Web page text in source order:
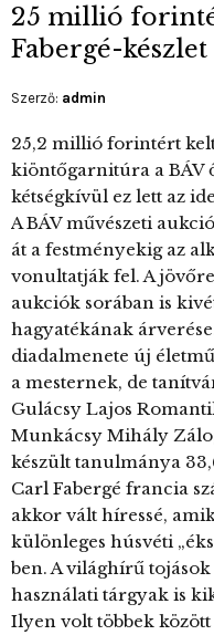
25 millió
Fabergé-készlet
Szerző: admin
25,2 millió forintért kelt
kiöntőgarnitúra a BÁV
kétségkívül ez lett az
A BÁV művészeti
át a festményekig az
vonultatják fel. A
aukciók sorában is
hagyatékának
diadalmenete új
a mesternek, de
Gulácsy Lajos
Munkácsy Mihály
készült tanulmánya
Carl Fabergé francia
akkor vált híressé,
különleges húsvéti
ben. A világhírű
használati tárgyak is
Ilyen volt többek